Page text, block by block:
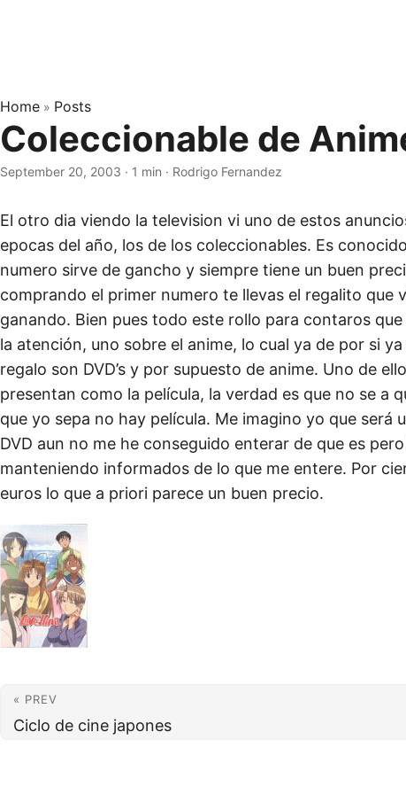
Home » Posts
Coleccionable de
September 20, 2003 · 1 min · Rodrigo Fernandez
El otro dia viendo la television vi uno de estos
epocas del año, los de los coleccionables. Es
numero sirve de gancho y siempre tiene un buen
comprando el primer numero te llevas el regalito que
ganando. Bien pues todo este rollo para contaros
la atención, uno sobre el anime, lo cual ya de por si
regalo son DVD’s y por supuesto de anime. Uno de
presentan como la película, la verdad es que no se a
que yo sepa no hay película. Me imagino yo que será
DVD aun no me he conseguido enterar de que es
manteniendo informados de lo que me entere. Por
euros lo que a priori parece un buen precio.
« PREV
Ciclo de cine japones